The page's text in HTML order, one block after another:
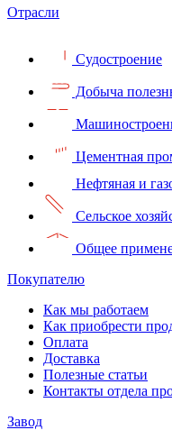
Отрасли
Судостроение
Добыча
Цементная
Нефтяная и
Сельское
Общее
Покупателю
Как мы работаем
Как приобрести
Оплата
Доставка
Полезные статьи
Контакты отдела
Завод